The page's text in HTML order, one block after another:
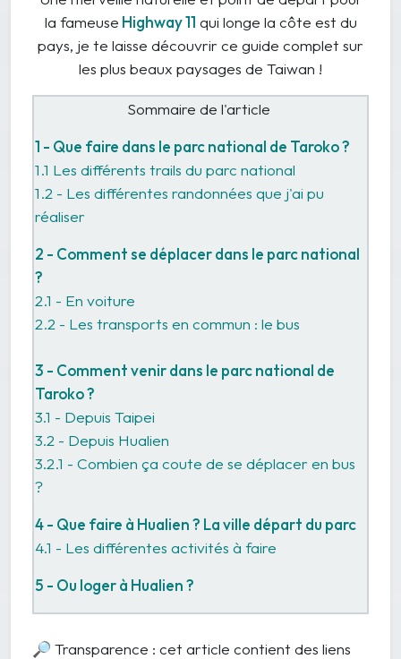
la fameuse Highway 11 qui longe la côte est du
pays, je te laisse découvrir ce guide complet sur
les plus beaux paysages de Taiwan !
Sommaire de l'article
1 - Que faire dans le parc national de Taroko ?
1.1 Les différents trails du parc national
1.2 - Les différentes randonnées que j'ai pu
réaliser
2 - Comment se déplacer dans le parc national
?
2.1 - En voiture
2.2 - Les transports en commun : le bus
3 - Comment venir dans le parc national de
Taroko ?
3.1 - Depuis Taipei
3.2 - Depuis Hualien
3.2.1 - Combien ça coute de se déplacer en bus
?
4 - Que faire à Hualien ? La ville départ du parc
4.1 - Les différentes activités à faire
5 - Ou loger à Hualien ?
🔎 Transparence : cet article contient des liens